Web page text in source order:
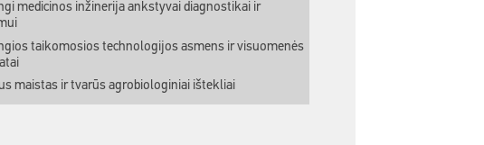
medicinos inžinerija ankstyvai diagnostikai ir
taikomosios technologijos asmens ir visuomenės
maistas ir tvarūs agrobiologiniai ištekliai